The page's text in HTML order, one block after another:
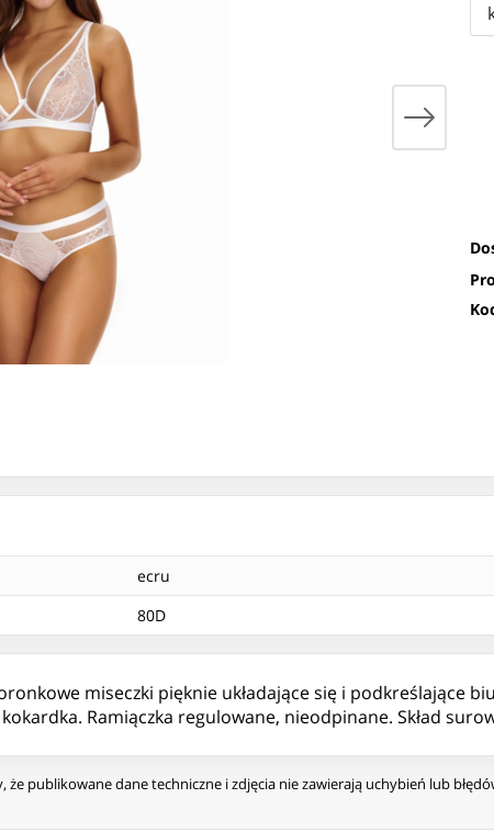
ecru
80D
miseczki pięknie układające się i podkreślające
Ramiączka regulowane, nieodpinane. Skład
publikowane dane techniczne i zdjęcia nie zawierają uchybień lub